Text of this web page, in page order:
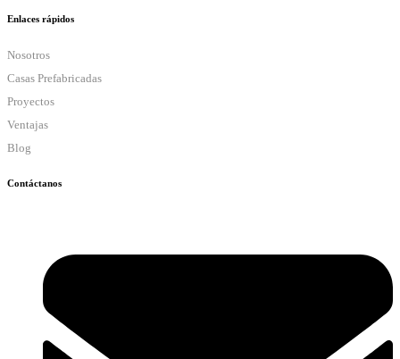
Enlaces rápidos
Nosotros
Casas Prefabricadas
Proyectos
Ventajas
Blog
Contáctanos